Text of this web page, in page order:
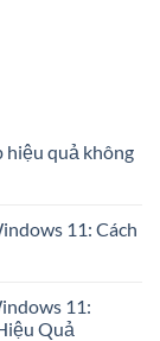
hiệu quả không
11: Cách
11:
Quả